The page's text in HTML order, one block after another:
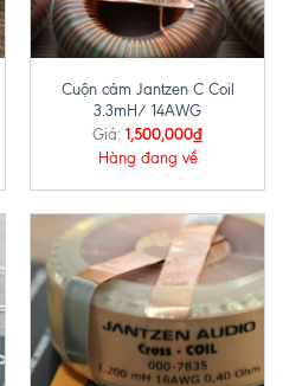
Cuộn cảm Jantzen C Coil
3.3mH/ 14AWG
Giá: 1,500,000₫
Hàng đang về